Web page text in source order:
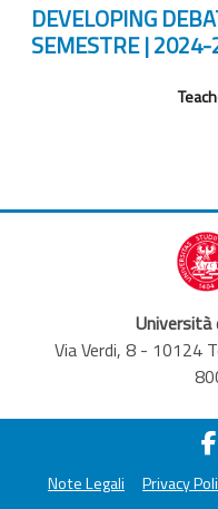
DEVELOPING
SEMESTRE |
Università
Via Verdi, 8 - 10124
Note Legali Privacy